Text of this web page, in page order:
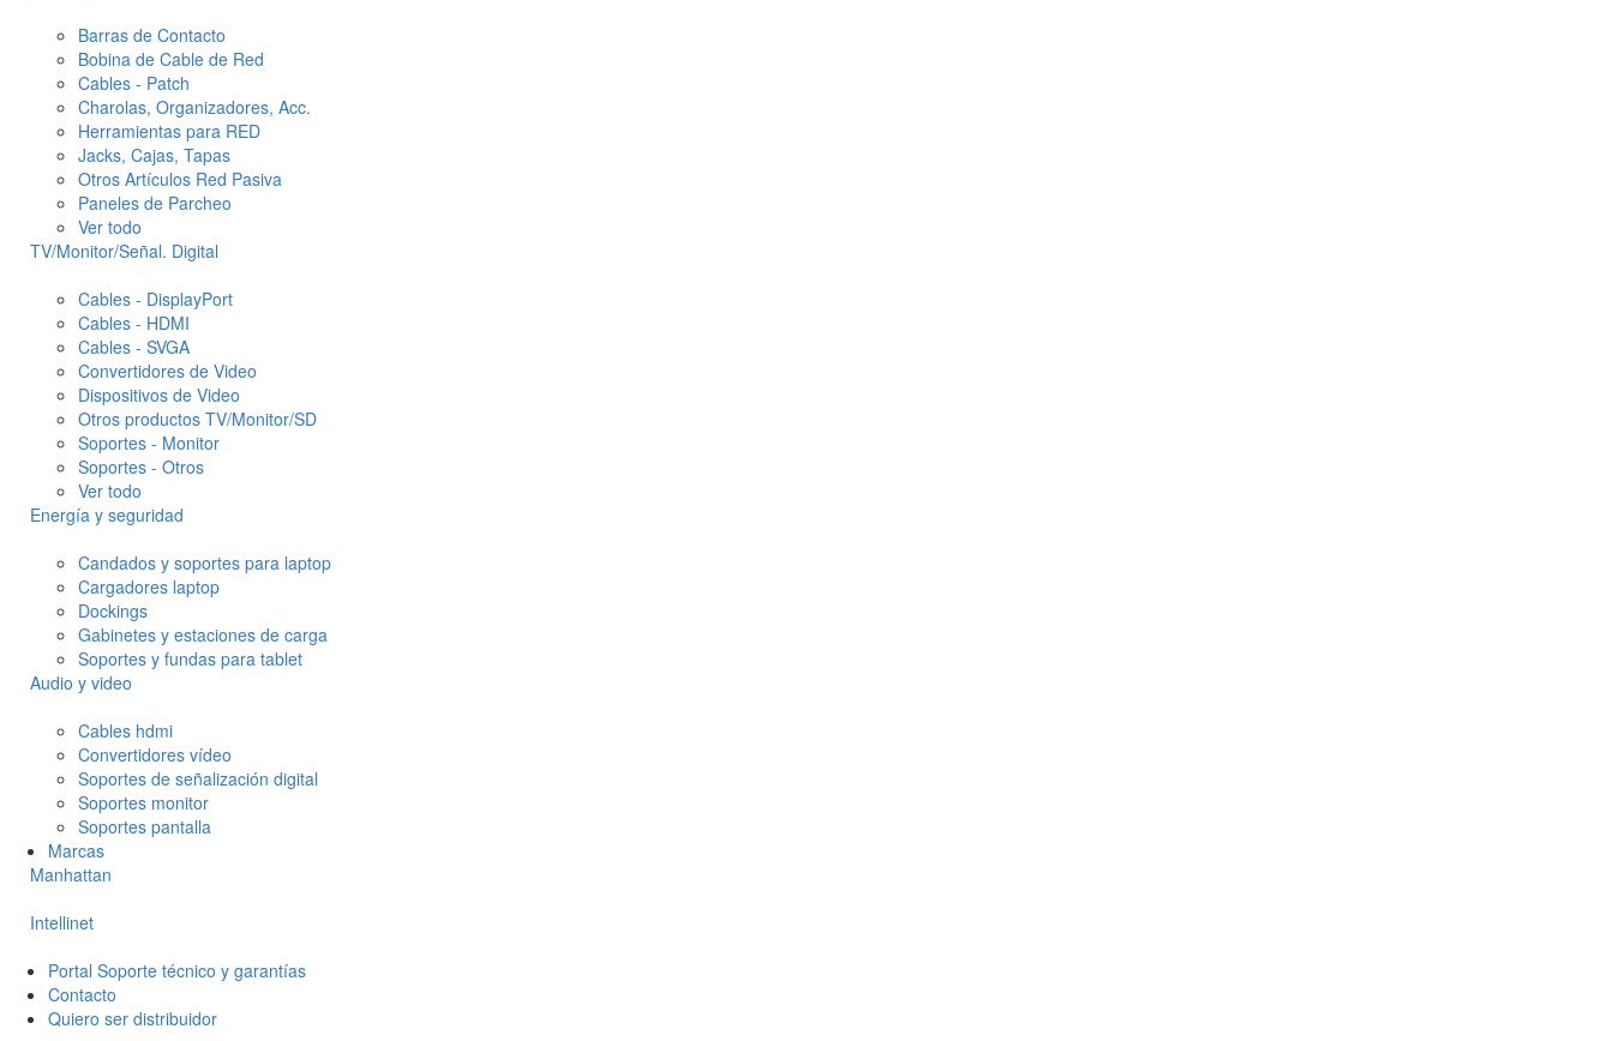
Barras de Contacto
Bobina de Cable de Red
Cables - Patch
Charolas, Organizadores, Acc.
Herramientas para RED
Jacks, Cajas, Tapas
Otros Artículos Red Pasiva
Paneles de Parcheo
Ver todo
TV/Monitor/Señal. Digital
Cables - DisplayPort
Cables - HDMI
Cables - SVGA
Convertidores de Video
Dispositivos de Video
Otros productos TV/Monitor/SD
Soportes - Monitor
Soportes - Otros
Ver todo
Energía y seguridad
Candados y soportes para laptop
Cargadores laptop
Dockings
Gabinetes y estaciones de carga
Soportes y fundas para tablet
Audio y video
Cables hdmi
Convertidores vídeo
Soportes de señalización digital
Soportes monitor
Soportes pantalla
Marcas
Manhattan
Intellinet
Portal Soporte técnico y garantías
Contacto
Quiero ser distribuidor